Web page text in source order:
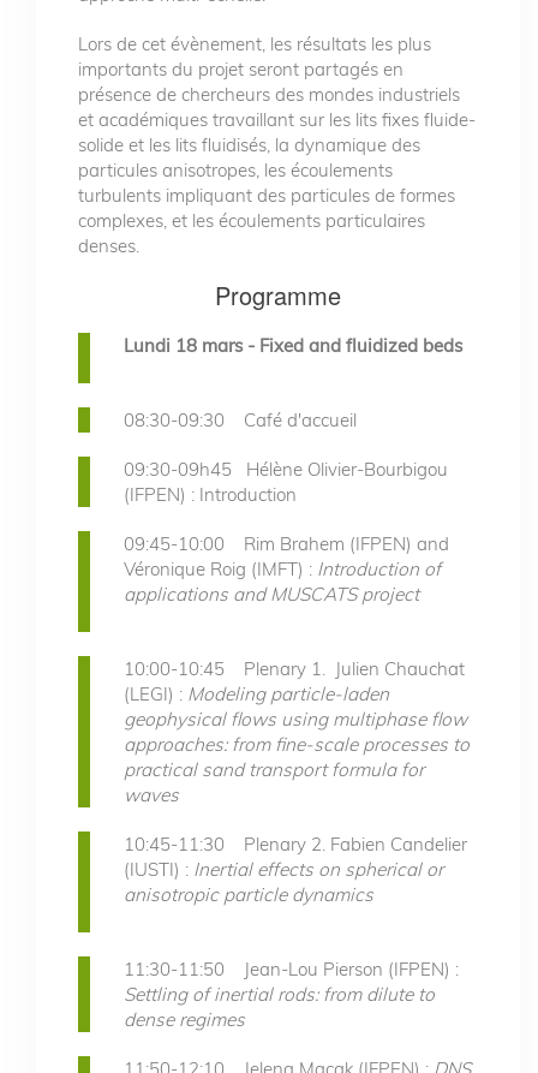
Lors de cet évènement, les résultats les plus
importants du projet seront partagés en
présence de chercheurs des mondes industriels
et académiques travaillant sur les lits fixes fluide-
solide et les lits fluidisés, la dynamique des
particules anisotropes, les écoulements
turbulents impliquant des particules de formes
complexes, et les écoulements particulaires
denses.
Programme
Lundi 18 mars - Fixed and fluidized beds
08:30-09:30 Café d'accueil
09:30-09h45 Hélène Olivier-Bourbigou
(IFPEN) : Introduction
09:45-10:00 Rim Brahem (IFPEN) and
Véronique Roig (IMFT) : Introduction of
applications and MUSCATS project
10:00-10:45 Plenary 1. Julien Chauchat
(LEGI) : Modeling particle-laden
geophysical flows using multiphase flow
approaches: from fine-scale processes to
practical sand transport formula for
waves
10:45-11:30 Plenary 2. Fabien Candelier
(IUSTI) :Inertial effects on spherical or
anisotropic particle dynamics
11:30-11:50 Jean-Lou Pierson (IFPEN) :
Settling of inertial rods: from dilute to
dense regimes
11:50-12:10 Jelena Macak (IFPEN) : DNS